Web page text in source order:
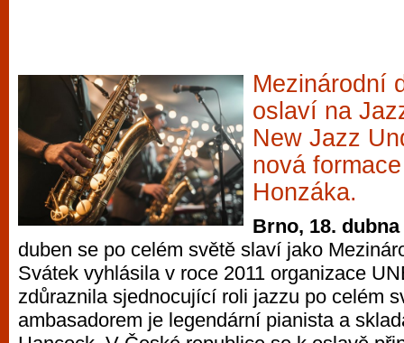
Mezinárodní
oslaví na
New Jazz
nová
Honzáka.
Brno, 18. dubna
duben se po celém světě slaví jako
Svátek vyhlásila v roce 2011 organizace
zdůraznila sjednocující roli jazzu po celém
ambasadorem je legendární pianista a